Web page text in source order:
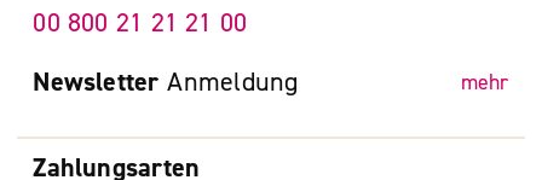
Zahlungsarten
00 800 21 21 21 00
Newsletter Anmeldung mehr